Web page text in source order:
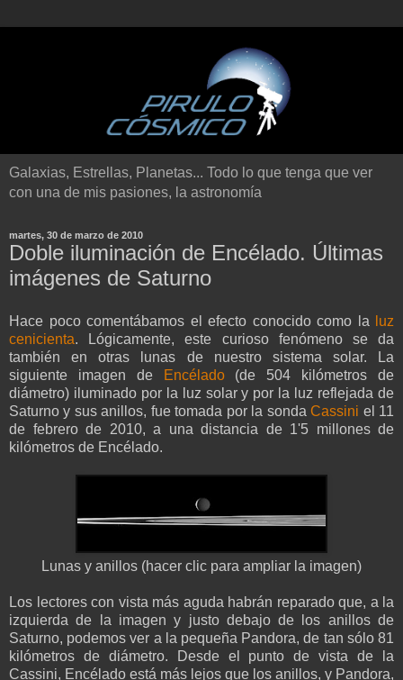
Galaxias, Estrellas, Planetas... Todo lo que tenga que ver
con una de mis pasiones, la astronomía
martes, 30 de marzo de 2010
Doble iluminación de Encélado. Últimas
imágenes de Saturno
Hace poco comentábamos el efecto conocido como la
luz
cenicienta. Lógicamente, este curioso fenómeno se da
también en otras lunas de nuestro sistema solar. La
siguiente imagen de
Encélado (de 504 kilómetros de
diámetro) iluminado por la luz solar y por la luz reflejada de
Saturno y sus anillos, fue tomada por la sondaCassini el 11
de febrero de 2010, a una distancia de 1'5 millones de
kilómetros de Encélado.
Lunas y anillos (hacer clic para ampliar la imagen)
Los lectores con vista más aguda habrán reparado que, a la
izquierda de la imagen y justo debajo de los anillos de
Saturno, podemos ver a la pequeña Pandora, de tan sólo 81
kilómetros de diámetro. Desde el punto de vista de la
Cassini, Encélado está más lejos que los anillos, y Pandora,